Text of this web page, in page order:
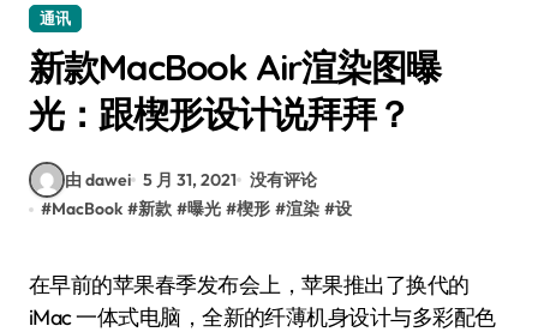
通讯
新款MacBook Air渲染图曝
光：跟楔形设计说拜拜？
由 dawei 5 月 31, 2021 没有评论
#MacBook #新款 #曝光 #楔形 #渲染 #设
在早前的苹果春季发布会上，苹果推出了换代的
iMac 一体式电脑，全新的纤薄机身设计与多彩配色